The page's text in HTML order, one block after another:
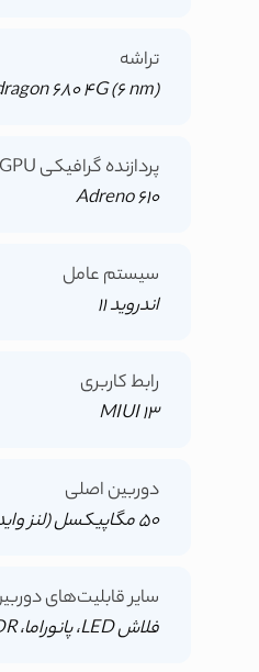
تراشه
680 4G (6 nm)
پردازنده گرافیکی GPU
Adreno 610
سیستم عامل
اندروید 11
رابط کاربری
MIUI 13
دوربین اصلی
50 مگاپیکسل (لنز واید), 8 مگاپیکسل (لنز اولتراواید), 2 مگاپیکسل (دوربین مخصوص ماکرو), 2 مگاپیکسل (سنسور تشخیص عمق تصویر)
سایر قابلیت‌های
فلاش LED، پانوراما، HDR